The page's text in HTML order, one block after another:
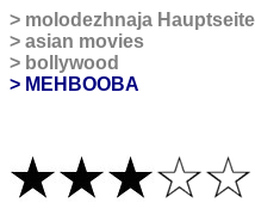
> molodezhnaja Hauptseite
> asian movies
> bollywood
> MEHBOOBA